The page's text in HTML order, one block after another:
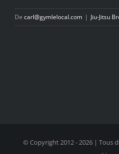
De carl@gymlelocal.com | Jiu-Jitsu
© Copyright 2012 -2026 | Tous